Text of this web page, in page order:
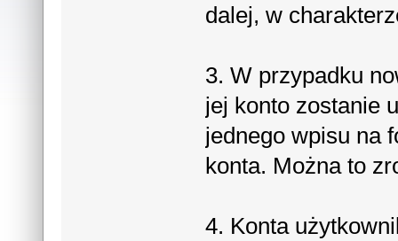
dalej, w
3. W przypadku
jej konto zostanie
jednego wpisu na
konta. Można to
4. Konta